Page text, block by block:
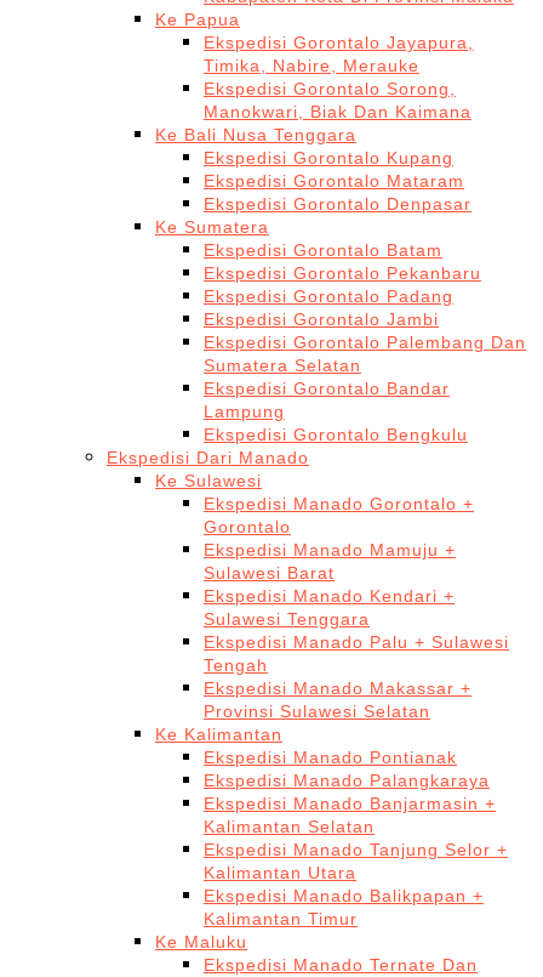
Ke Papua
Ekspedisi Gorontalo Jayapura,
Timika, Nabire, Merauke
Ekspedisi Gorontalo Sorong,
Manokwari, Biak Dan Kaimana
Ke Bali Nusa Tenggara
Ekspedisi Gorontalo Kupang
Ekspedisi Gorontalo Mataram
Ekspedisi Gorontalo Denpasar
Ke Sumatera
Ekspedisi Gorontalo Batam
Ekspedisi Gorontalo Pekanbaru
Ekspedisi Gorontalo Padang
Ekspedisi Gorontalo Jambi
Ekspedisi Gorontalo Palembang Dan
Sumatera Selatan
Ekspedisi Gorontalo Bandar
Lampung
Ekspedisi Gorontalo Bengkulu
Ekspedisi Dari Manado
Ke Sulawesi
Ekspedisi Manado Gorontalo +
Gorontalo
Ekspedisi Manado Mamuju +
Sulawesi Barat
Ekspedisi Manado Kendari +
Sulawesi Tenggara
Ekspedisi Manado Palu + Sulawesi
Tengah
Ekspedisi Manado Makassar +
Provinsi Sulawesi Selatan
Ke Kalimantan
Ekspedisi Manado Pontianak
Ekspedisi Manado Palangkaraya
Ekspedisi Manado Banjarmasin +
Kalimantan Selatan
Ekspedisi Manado Tanjung Selor +
Kalimantan Utara
Ekspedisi Manado Balikpapan +
Kalimantan Timur
Ke Maluku
Ekspedisi Manado Ternate Dan